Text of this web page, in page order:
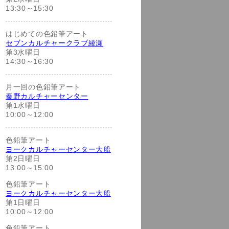
13:30～15:30
はじめての色鉛筆アート
セブンカルチャークラブ綾瀬
第3水曜日
14:30～16:30
月一回の色鉛筆アート
秦野カルチャーセンター
第1水曜日
10:00～12:00
色鉛筆アート
ヨークカルチャーセンター大船
第2日曜日
13:00～15:00
色鉛筆アート
ヨークカルチャーセンター大船
第1日曜日
10:00～12:00